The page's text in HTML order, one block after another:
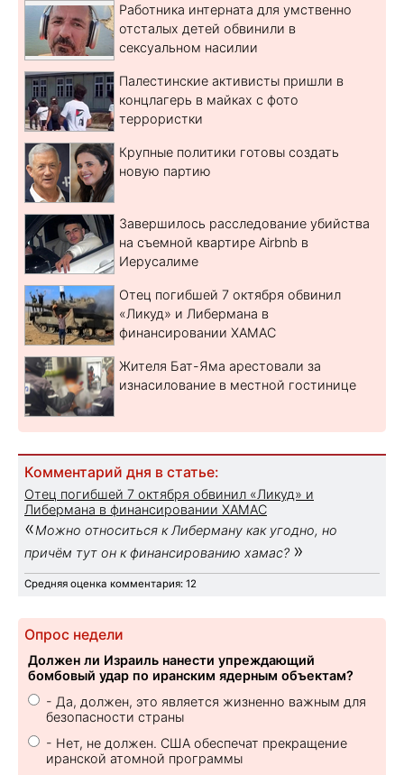
Работника интерната для умственно
отсталых детей обвинили в
сексуальном насилии
Палестинские активисты пришли в
концлагерь в майках с фото
террористки
Крупные политики готовы создать
новую партию
Завершилось расследование убийства
на съемной квартире Airbnb в
Иерусалиме
Отец погибшей 7 октября обвинил
«Ликуд» и Либермана в
финансировании ХАМАС
Жителя Бат-Яма арестовали за
изнасилование в местной гостинице
Комментарий дня в статье:
Отец погибшей 7 октября обвинил «Ликуд» и
Либермана в финансировании ХАМАС
«Можно относиться к Либерману как угодно, но
причём тут он к финансированию хамас? »
Средняя оценка комментария: 12
Опрос недели
Должен ли Израиль нанести упреждающий
бомбовый удар по иранским ядерным объектам?
- Да, должен, это является жизненно важным для
безопасности страны
- Нет, не должен. США обеспечат прекращение
иранской атомной программы